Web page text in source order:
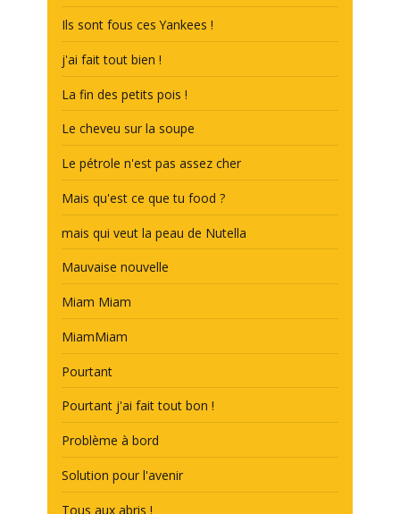
Ils sont fous ces Yankees !
j'ai fait tout bien !
La fin des petits pois !
Le cheveu sur la soupe
Le pétrole n'est pas assez cher
Mais qu'est ce que tu food ?
mais qui veut la peau de Nutella
Mauvaise nouvelle
Miam Miam
MiamMiam
Pourtant
Pourtant j'ai fait tout bon !
Problème à bord
Solution pour l'avenir
Tous aux abris !